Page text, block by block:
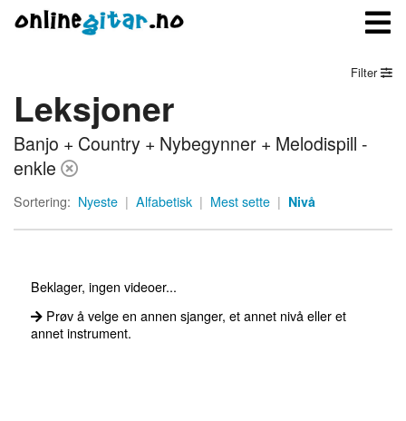
Meny
Logg inn
Bli medlem
Om onlinegitar.no
Filter
Leksjoner
Banjo + Country + Nybegynner + Melodispill -
enkle
Sortering: Nyeste | Alfabetisk | Mest sette | Nivå
Beklager, ingen videoer...
Prøv å velge en annen sjanger, et annet nivå eller et
annet instrument.